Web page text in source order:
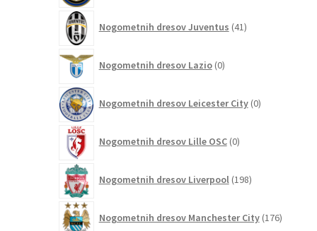
Nogometnih dresov Juventus 41izdelkov
Nogometnih dresov Lazio 0izdelkov
Nogometnih dresov Leicester City 0izdelkov
Nogometnih dresov Lille OSC 0izdelkov
Nogometnih dresov Liverpool 198izdelkov
Nogometnih dresov Manchester City 176izdelkov